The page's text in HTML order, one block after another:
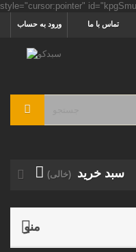
style="cursor:pointer"
ورود به حساب تماس با ما
سبد خرید (خالی)
منو